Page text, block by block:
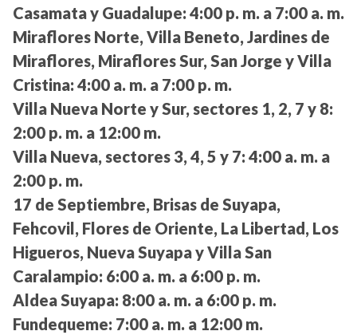
Casamata y Guadalupe: 4:00 p. m. a 7:00 a. m.
Miraflores Norte, Villa Beneto, Jardines de
Miraflores, Miraflores Sur, San Jorge y Villa
Cristina: 4:00 a. m. a 7:00 p. m.
Villa Nueva Norte y Sur, sectores 1, 2, 7 y 8:
2:00 p. m. a 12:00 m.
Villa Nueva, sectores 3, 4, 5 y 7: 4:00 a. m. a
2:00 p. m.
17 de Septiembre, Brisas de Suyapa,
Fehcovil, Flores de Oriente, La Libertad, Los
Higueros, Nueva Suyapa y Villa San
Caralampio: 6:00 a. m. a 6:00 p. m.
Aldea Suyapa: 8:00 a. m. a 6:00 p. m.
Fundequeme: 7:00 a. m. a 12:00 m.